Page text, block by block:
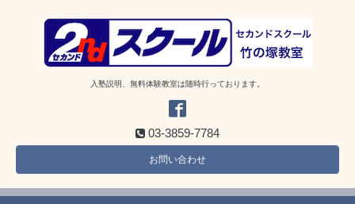
入塾説明、無料体験教室は随時行っております。
03-3859-7784
お問い合わせ